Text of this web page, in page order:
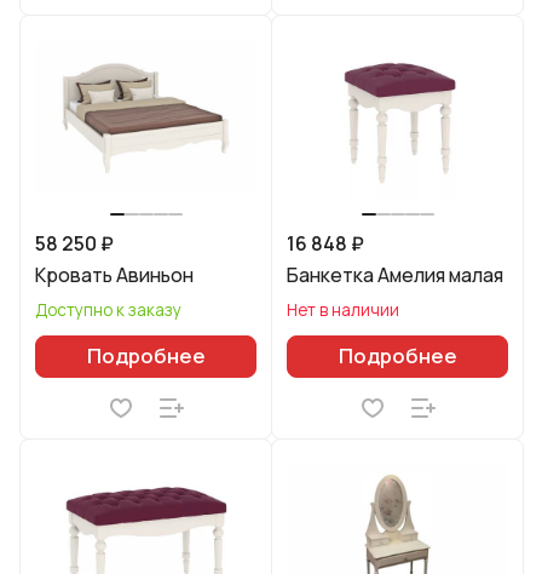
58 250 ₽
Кровать Авиньон
Доступно к заказу
Подробнее
16 848 ₽
Банкетка Амелия малая
Нет в наличии
Подробнее